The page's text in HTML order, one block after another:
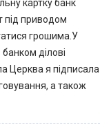
картку банк
під приводом
грошима.У
ділові
Церква я підписала
а також